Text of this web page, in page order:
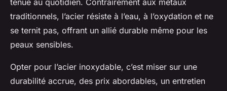
tenue au quotidien. Contrairement aux métaux
traditionnels, l’acier résiste à l’eau, à l’oxydation et ne
se ternit pas, offrant un allié durable même pour les
peaux sensibles.
Opter pour l’acier inoxydable, c’est miser sur une
durabilité accrue, des prix abordables, un entretien